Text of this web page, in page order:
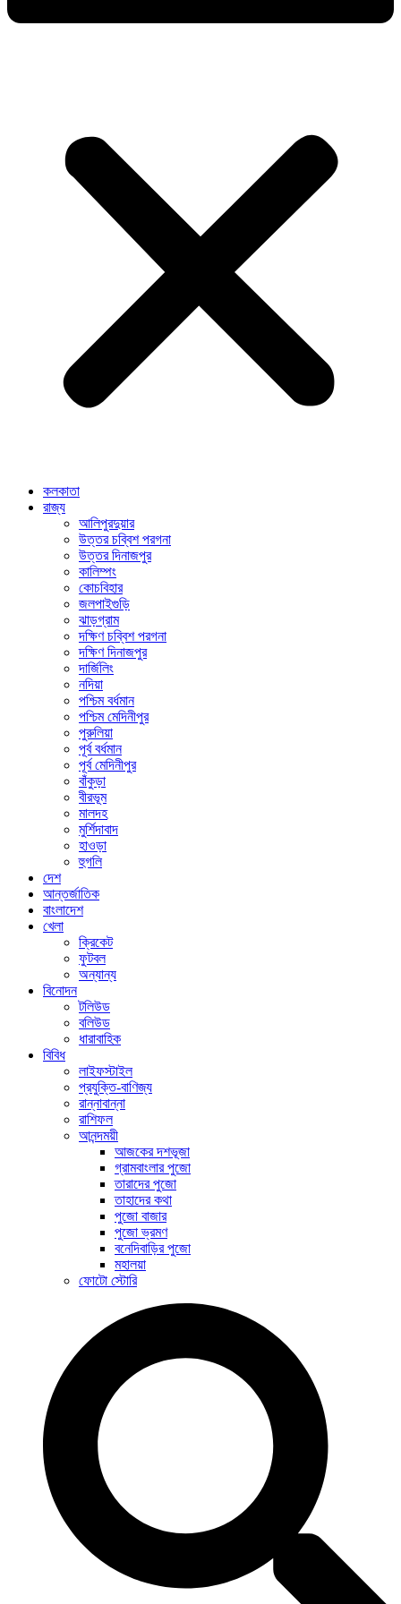
কলকাতা
রাজ্য
আলিপুরদুয়ার
উত্তর চব্বিশ পরগনা
উত্তর দিনাজপুর
কালিম্পং
কোচবিহার
জলপাইগুড়ি
ঝাড়গ্রাম
দক্ষিণ চব্বিশ পরগনা
দক্ষিণ দিনাজপুর
দার্জিলিং
নদিয়া
পশ্চিম বর্ধমান
পশ্চিম মেদিনীপুর
পুরুলিয়া
পূর্ব বর্ধমান
পূর্ব মেদিনীপুর
বাঁকুড়া
বীরভূম
মালদহ
মুর্শিদাবাদ
হাওড়া
হুগলি
দেশ
আন্তর্জাতিক
বাংলাদেশ
খেলা
ক্রিকেট
ফুটবল
অন্যান্য
বিনোদন
টলিউড
বলিউড
ধারাবাহিক
বিবিধ
লাইফস্টাইল
প্রযুক্তি-বাণিজ্য
রান্নাবান্না
রাশিফল
আনন্দময়ী
আজকের দশভূজা
গ্রামবাংলার পুজো
তারাদের পুজো
তাহাদের কথা
পুজো বাজার
পুজো ভ্রমণ
বনেদিবাড়ির পুজো
মহালয়া
ফোটো স্টোরি